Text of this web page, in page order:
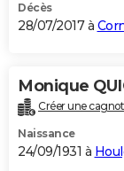
Décès
28/07/2017 à
Monique
Créer une
Naissance
24/09/1931 à